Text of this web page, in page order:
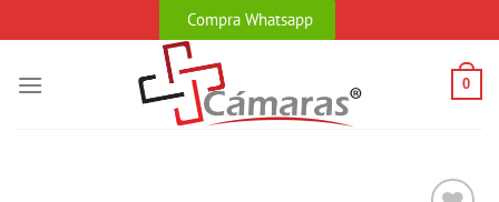
to
Compra Whatsapp
0